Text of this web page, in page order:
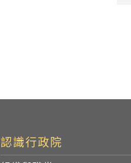
認識行政院